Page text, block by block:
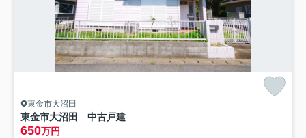
東金市大沼田
東金市大沼田 中古戸建
650万円